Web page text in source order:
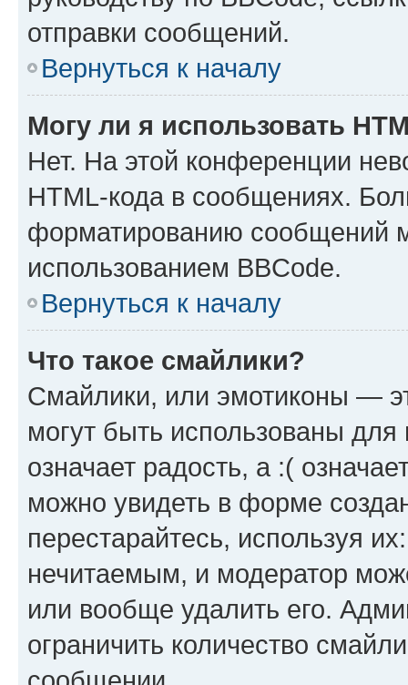
отправки сообщений.
Вернуться к началу
Могу ли я использовать
Нет. На этой конференции
HTML-кода в сообщениях.
форматированию сообщений
использованием BBCode.
Вернуться к началу
Что такое смайлики?
Смайлики, или эмотиконы —
могут быть использованы
означает радость, а :(
можно увидеть в форме
перестарайтесь, используя
нечитаемым, и модератор
или вообще удалить его.
ограничить количество